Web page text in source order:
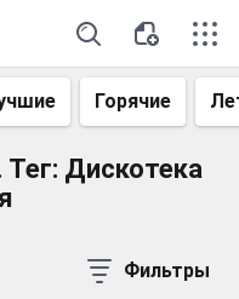
Горячие
Дискотека
Фильтры